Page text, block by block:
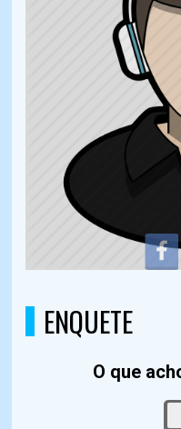
ENQUETE
O que